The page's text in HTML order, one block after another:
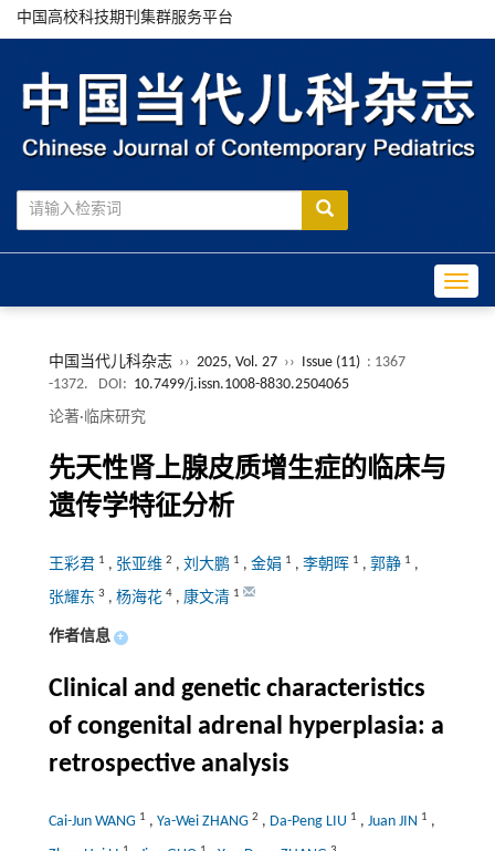
中国高校科技期刊集群服务平台
中国当代儿科杂志 ›› 2025, Vol. 27 ›› Issue (11) : 1367
-1372.
DOI: 10.7499/j.issn.1008-8830.2504065
论著·临床研究
先天性肾上腺皮质增生症的临床与
遗传学特征分析
王彩君 1 , 张亚维 2 , 刘大鹏 1 , 金娟 1 , 李朝晖 1 , 郭静 1 ,
张耀东 3 , 杨海花 4, 康文清 1
作者信息 +
Clinical and genetic characteristics
of congenital adrenal hyperplasia: a
retrospective analysis
Cai-Jun WANG 1 , Ya-Wei ZHANG 2 , Da-Peng LIU 1 , Juan JIN 1 ,